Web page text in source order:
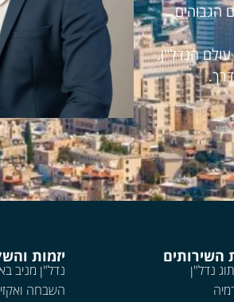
הגבוהים
הנדל"ן.
השירותים
נדל"ן
יזמות
נדל"ן מניב
השבחה